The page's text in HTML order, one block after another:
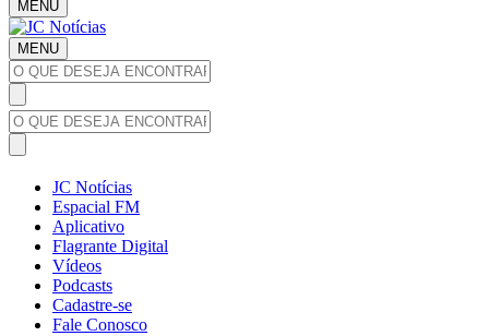
MENU
MENU
JC Notícias
Espacial FM
Aplicativo
Flagrante Digital
Vídeos
Podcasts
Cadastre-se
Fale Conosco